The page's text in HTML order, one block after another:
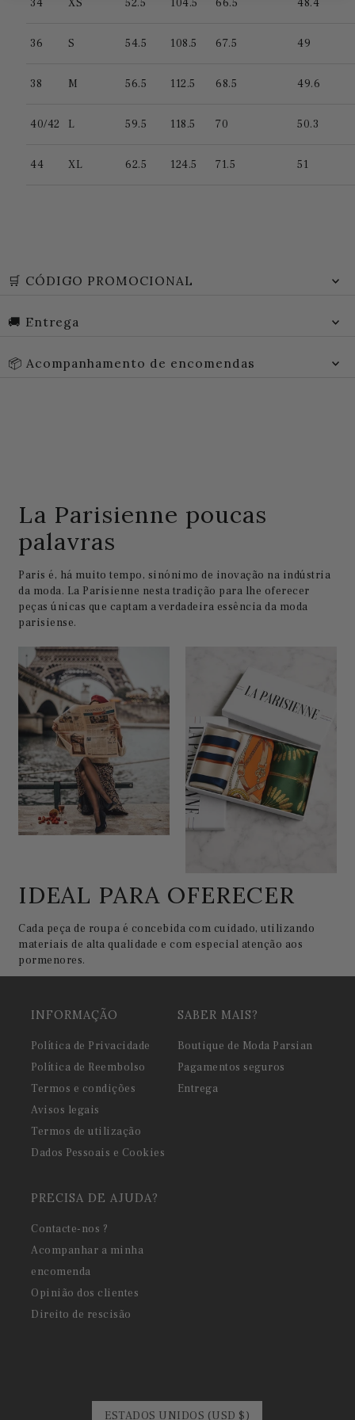
34 XS 52.5 104.5 66.5 48.4
36 S 54.5 108.5 67.5 49
38 M 56.5 112.5 68.5 49.6
40/42 L 59.5 118.5 70 50.3
44 XL 62.5 124.5 71.5 51
🛒 CÓDIGO PROMOCIONAL
🚚 Entrega
📦 Acompanhamento de encomendas
La Parisienne poucas
palavras
Paris é, há muito tempo, sinónimo de inovação na indústria
da moda. La Parisienne nesta tradição para lhe oferecer
peças únicas que captam a verdadeira essência da moda
parisiense.
IDEAL PARA OFERECER
Cada peça de roupa é concebida com cuidado, utilizando
materiais de alta qualidade e com especial atenção aos
pormenores.
INFORMAÇÃO
Política de Privacidade
Política de Reembolso
Termos e condições
Avisos legais
Termos de utilização
Dados Pessoais e Cookies
SABER MAIS?
Boutique de Moda Parsian
Pagamentos seguros
Entrega
PRECISA DE AJUDA?
Contacte-nos ?
Acompanhar a minha
encomenda
Opinião dos clientes
Direito de rescisão
ESTADOS UNIDOS (USD $)